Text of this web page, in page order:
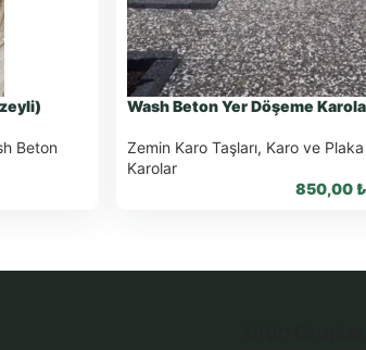
Beton
Wash Beton Yer Döşeme
Zemin Karo Taşları, Karo ve Plaka
Karolar
850,00₺